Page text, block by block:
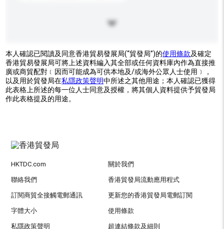
本人確認已閱讀及同意香港貿易發展局(“貿發局”)的使用條款及確定
香港貿易發展局可將上述資料編入其全部或任何資料庫內作為直接推
廣或商貿配對﹝因而可能成為可供本地及/或海外公眾人士使用﹞，
以及用於貿發局在私隱政策聲明中所述之其他用途；本人確認已獲得
此表格上所述的每一位人士同意及授權，將其個人資料提供予貿發局
作此表格提及的用途。
HKTDC.com 關於我們
聯絡我們 香港貿發局流動應用程式
訂閱商貿全接觸電郵通訊 更新您的香港貿發局電郵訂閱
字體大小 使用條款
私隱政策聲明 超連結條款及細則